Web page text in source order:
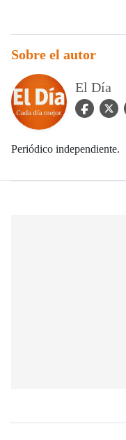
Sobre el autor
El Día
facebook
twitter
Periódico independiente.